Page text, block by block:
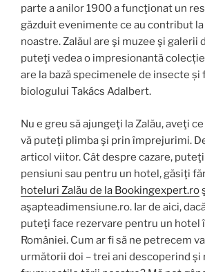
parte a anilor 1900 a funcţionat un
găzduit evenimente ce au contribut
noastre. Zalăul are şi muzee şi galerii
puteţi vedea o impresionantă
are la bază specimenele de insecte și
biologului Takács Adalbert.
Nu e greu să ajungeţi la Zalău, aveţi
vă puteţi plimba şi prin împrejurimi.
articol viitor. Cât despre cazare,
pensiuni sau pentru un hotel, găsiţi
hoteluri Zalău de la Bookingexpert.ro
aşapteadimensiune.ro. Iar de aici,
puteţi face rezervare pentru un hotel
României. Cum ar fi să ne petrecem
următorii doi – trei ani descoperind şi